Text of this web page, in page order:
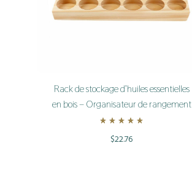
Rack de stockage d’huiles essentielles
en bois – Organisateur de rangement
$22.76